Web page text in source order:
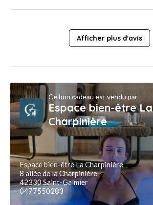
Afficher plus d'avis
Ce bon cadeau est vendu par
Espace bien-être La
Charpinière
Espace bien-être La Charpinière
8 allée de la Charpinière
42330 Saint-Galmier
0477550283